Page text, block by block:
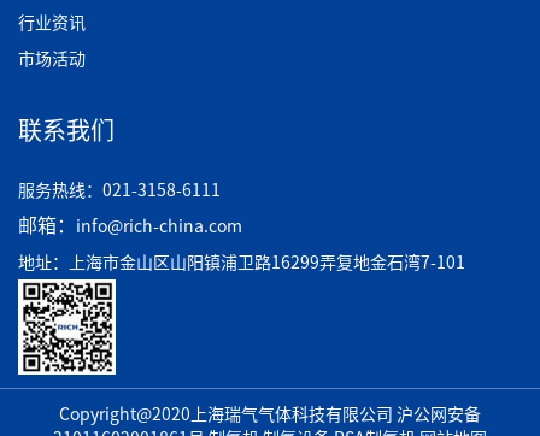
行业资讯
市场活动
联系我们
服务热线：021-3158-6111
邮箱： info@rich-china.com
地址：上海市金山区山阳镇浦卫路16299弄复地金石湾7-101
Copyright@2020上海瑞气气体科技有限公司 沪公网安备